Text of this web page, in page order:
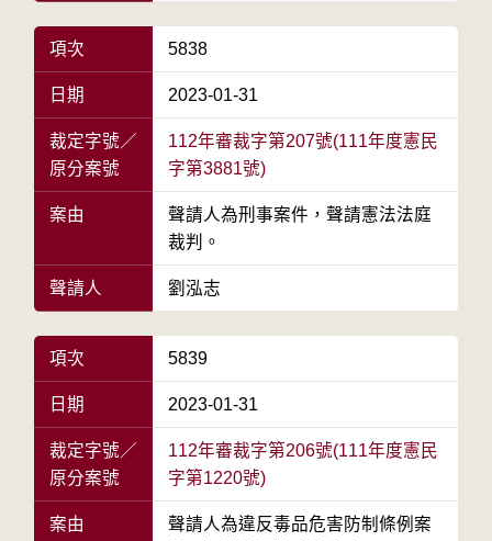
項次 5838
日期 2023-01-31
裁定字號／
原分案號
112年審裁字第207號(111年度憲民
字第3881號)
案由
聲請人為刑事案件，聲請憲法法庭
裁判。
聲請人 劉泓志
項次 5839
日期 2023-01-31
裁定字號／
原分案號
112年審裁字第206號(111年度憲民
字第1220號)
案由
聲請人為違反毒品危害防制條例案